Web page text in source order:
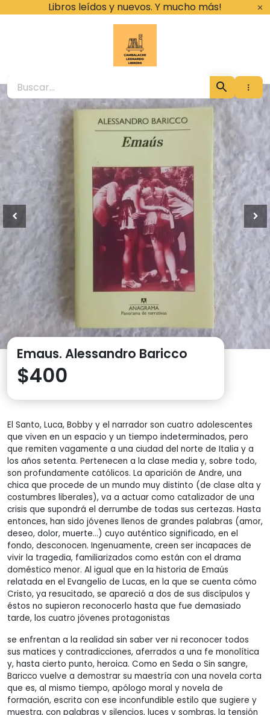
Libros leídos y nuevos. Y mucho más!
Cambalache
Emaus. Alessandro Baricco
$400
El Santo, Luca, Bobby y el narrador son cuatro adolescentes
que viven en un espacio y un tiempo indeterminados, pero
que remiten vagamente a una ciudad del norte de Italia y a
los años setenta. Pertenecen a la clase media y, sobre todo,
son profundamente católicos. La aparición de Andre, una
chica que procede de un mundo muy distinto (de clase alta y
costumbres liberales), va a actuar como catalizador de una
crisis que supondrá el derrumbe de todas sus certezas. Hasta
entonces, han sido jóvenes llenos de grandes palabras (amor,
deseo, dolor, muerte…) cuyo auténtico significado, en el
fondo, desconocen. Ingenuamente, creen ser incapaces de
vivir la tragedia, familiarizados como están con el drama
doméstico menor. Al igual que en la historia de Emaús
relatada en el Evangelio de Lucas, en la que se cuenta cómo
Cristo, ya resucitado, se apareció a dos de sus discípulos y
éstos no supieron reconocerlo hasta que fue demasiado
tarde, los cuatro jóvenes protagonistas
se enfrentan a la realidad sin saber ver ni reconocer todos
sus matices y contradicciones, aferrados a una fe monolítica
y, hasta cierto punto, heroica. Como en Seda o Sin sangre,
Baricco vuelve a demostrar su maestría con una novela corta
que es, al mismo tiempo, apólogo moral y novela de
formación, escrita con ese inconfundible estilo que sugiere y
muestra, con palabras y silencios, luces y sombras, la tensión